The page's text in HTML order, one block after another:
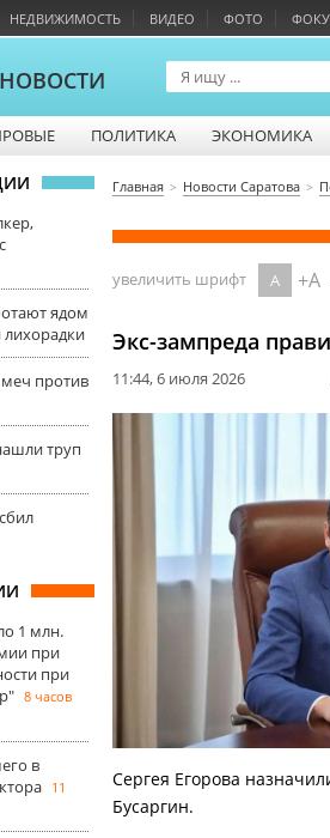
НЕДВИЖИМОСТЬ ВИДЕО ФОТО
НОВОСТИ
ПОЛИТИКА ЭКОНОМИКА
ядом
меч против
труп
1 млн.
при
при
8 часов
в
11
Главная Новости Саратова
увеличить шрифт A +A
Экс-зампреда
11:44, 6 июля 2026
Сергея Егорова
Бусаргин.